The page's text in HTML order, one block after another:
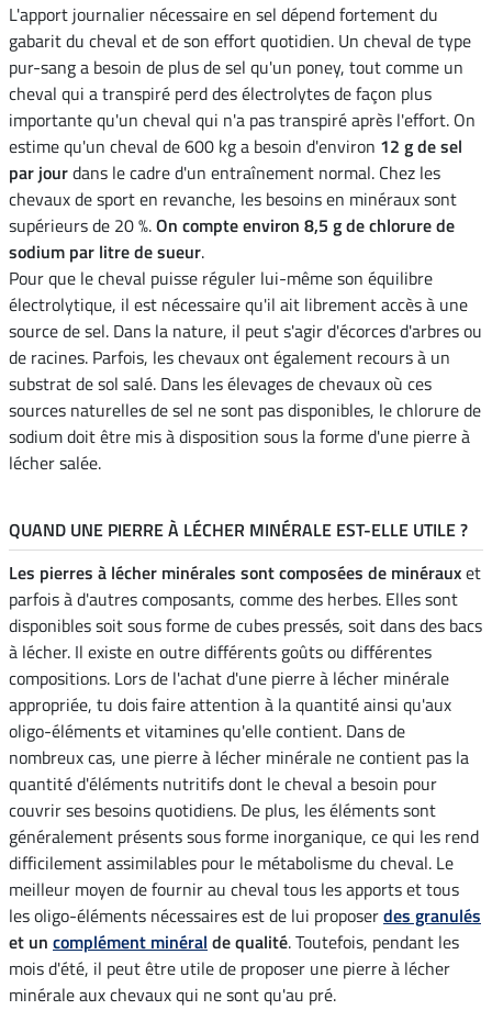
L'apport journalier nécessaire en sel dépend fortement du
gabarit du cheval et de son effort quotidien. Un cheval de type
pur-sang a besoin de plus de sel qu'un poney, tout comme un
cheval qui a transpiré perd des électrolytes de façon plus
importante qu'un cheval qui n'a pas transpiré après l'effort. On
estime qu'un cheval de 600 kg a besoin d'environ 12 g de sel
par jourdans le cadre d'un entraînement normal. Chez les
chevaux de sport en revanche, les besoins en minéraux sont
supérieurs de 20 %.On compte environ 8,5 g de chlorure de
sodium par litre de sueur.
Pour que le cheval puisse réguler lui-même son équilibre
électrolytique, il est nécessaire qu'il ait librement accès à une
source de sel. Dans la nature, il peut s'agir d'écorces d'arbres ou
de racines. Parfois, les chevaux ont également recours à un
substrat de sol salé. Dans les élevages de chevaux où ces
sources naturelles de sel ne sont pas disponibles, le chlorure de
sodium doit être mis à disposition sous la forme d'une pierre à
lécher salée.
QUAND UNE PIERRE À LÉCHER MINÉRALE EST-ELLE UTILE ?
Les pierres à lécher minérales sont composées de minérauxet
parfois à d'autres composants, comme des herbes. Elles sont
disponibles soit sous forme de cubes pressés, soit dans des bacs
à lécher. Il existe en outre différents goûts ou différentes
compositions. Lors de l'achat d'une pierre à lécher minérale
appropriée, tu dois faire attention à la quantité ainsi qu'aux
oligo-éléments et vitamines qu'elle contient. Dans de
nombreux cas, une pierre à lécher minérale ne contient pas la
quantité d'éléments nutritifs dont le cheval a besoin pour
couvrir ses besoins quotidiens. De plus, les éléments sont
généralement présents sous forme inorganique, ce qui les rend
difficilement assimilables pour le métabolisme du cheval. Le
meilleur moyen de fournir au cheval tous les apports et tous
les oligo-éléments nécessaires est de lui proposerdes granulés
et un complément minéral de qualité. Toutefois, pendant les
mois d'été, il peut être utile de proposer une pierre à lécher
minérale aux chevaux qui ne sont qu'au pré.